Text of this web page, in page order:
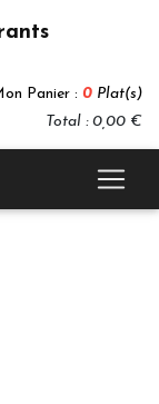
Panier : 0 Plat(s)
Total : 0,00 €